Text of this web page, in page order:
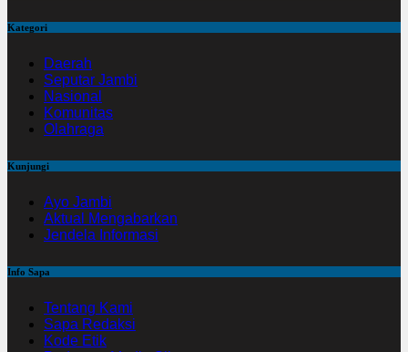
Kategori
Daerah
Seputar Jambi
Nasional
Komunitas
Olahraga
Kunjungi
Ayo Jambi
Aktual Mengabarkan
Jendela Informasi
Info Sapa
Tentang Kami
Sapa Redaksi
Kode Etik